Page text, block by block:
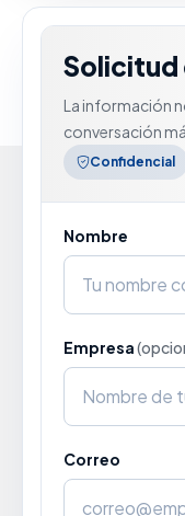
Solicitud
La información
conversación
Confidencial
Nombre
Empresa
Correo